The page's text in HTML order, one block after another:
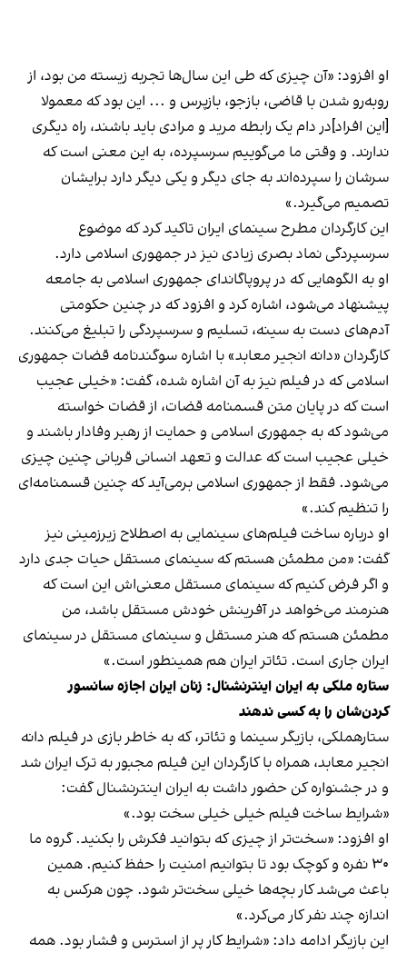
او افزود: «آن چیزی که طی این سال‌ها تجربه زیسته من بود، از
روبه‌رو شدن با قاضی، بازجو، بازپرس و ... این بود که معمولا
[این افراد]در دام یک رابطه مرید و مرادی باید باشند، راه دیگری
ندارند. و وقتی ما می‌گوییم سرسپرده، به این معنی است که
سرشان را سپرده‌اند به جای دیگر و یکی دیگر دارد برایشان
تصمیم می‌گیرد.»
این کارگردان مطرح سینمای ایران تاکید کرد که موضوع
سرسپردگی نماد بصری زیادی نیز در جمهوری اسلامی دارد.
او به الگوهایی که در پروپاگاندای جمهوری اسلامی به جامعه
پیشنهاد می‌شود، اشاره کرد و افزود که در چنین حکومتی
آدم‌های دست به سینه، تسلیم و سرسپردگی را تبلیغ می‌کنند.
کارگردان «دانه انجیر معابد» با اشاره سوگندنامه قضات جمهوری
اسلامی که در فیلم نیز به آن اشاره شده، گفت: «خیلی عجیب
است که در پایان متن قسمنامه قضات، از قضات خواسته
می‌شود که به جمهوری اسلامی و حمایت از رهبر وفادار باشند و
خیلی عجیب است که عدالت و تعهد انسانی قربانی چنین چیزی
می‌شود. فقط از جمهوری اسلامی برمی‌آید که چنین قسمنامه‌ای
را تنظیم کند.»
او درباره ساخت فیلم‌های سینمایی به اصطلاح زیرزمینی نیز
گفت: «من مطمئن هستم که سینمای مستقل حیات جدی دارد
و اگر فرض کنیم که سینمای مستقل معنی‌اش این است که
هنرمند می‌خواهد در آفرینش خودش مستقل باشد، من
مطمئن هستم که هنر مستقل و سینمای مستقل در سینمای
ایران جاری است. تئاتر ایران هم همینطور است.»
ستاره ملکی به ایران اینترنشنال: زنان ایران اجازه سانسور
کردن‌شان را به کسی ندهند
ستارهملکی، بازیگر سینما و تئاتر، که به‌‌ خاطر بازی در فیلم دانه
انجیر معابد، همراه با کارگردان این فیلم مجبور به ترک ایران شد
و در جشنواره کن حضور داشت به ایران اینترنشنال گفت:
«شرایط ساخت فیلم خیلی خیلی سخت بود.»
او افزود: «سخت‌تر از چیزی که بتوانید فکرش را بکنید. گروه ما
۳۰ نفره و کوچک بود تا بتوانیم امنیت را حفظ کنیم. همین
باعث می‌شد کار بچه‌ها خیلی سخت‌تر شود. چون هرکس به
اندازه چند نفر کار می‌کرد.»
این بازیگر ادامه داد: «شرایط کار پر از استرس و فشار بود. همه